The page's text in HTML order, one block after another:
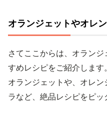
オランジェットやオレ
さてここからは、オラン
すめレシピをご紹介しま
オランジェットや、オレ
ラなど、絶品レシピをピッ